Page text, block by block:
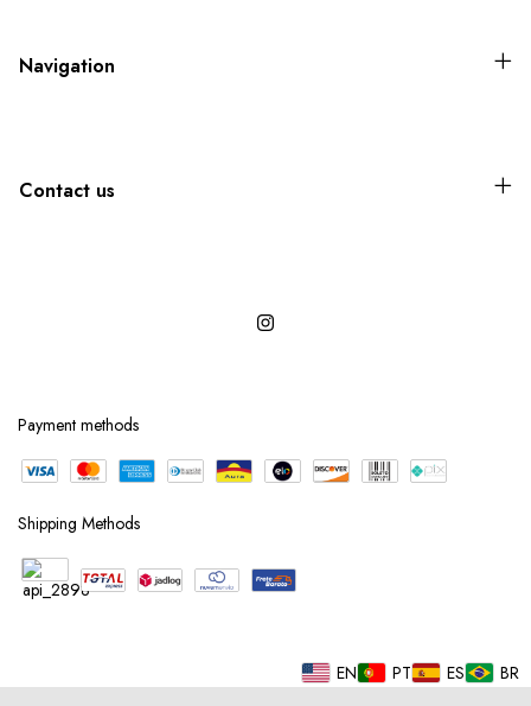
Navigation
Contact us
Payment methods
Shipping Methods
EN PT ES BR